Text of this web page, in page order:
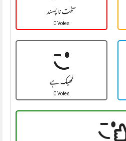
سخت نا پسند
0 Votes
ٹھیک ہے
0 Votes